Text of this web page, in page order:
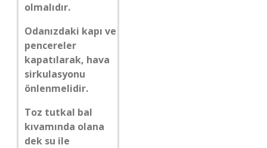
olmalıdır.
Odanızdaki kapı ve
pencereler
kapatılarak, hava
sirkulasyonu
önlenmelidir.
Toz tutkal bal
kıvamında olana
dek su ile